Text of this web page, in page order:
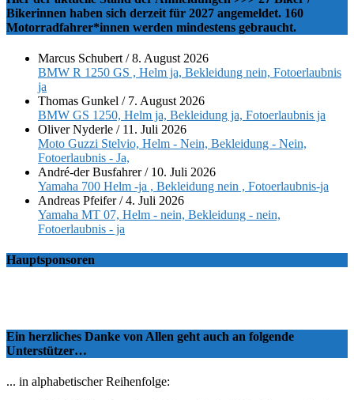
Bikerinnen haben sich derzeit für 2027 angemeldet. 160
Motorradfahrer*innen werden mindestens gebraucht.
Marcus Schubert /8. August 2026
BMW R 1250 GS , Helm ja, Bekleidung nein, Fotoerlaubnis
ja
Thomas Gunkel / 7. August 2026
BMW GS 1250, Helm ja, Bekleidung ja, Fotoerlaubnis ja
Oliver Nyderle / 11. Juli 2026
Moto Guzzi Stelvio, Helm - Nein, Bekleidung - Nein,
Fotoerlaubnis - Ja,
André-der Busfahrer/ 10. Juli 2026
Yamaha 700 Helm -ja , Bekleidung nein , Fotoerlaubnis-ja
Andreas Pfeifer/4. Juli 2026
Yamaha MT 07, Helm - nein, Bekleidung - nein,
Fotoerlaubnis - ja
Hauptsponsoren
Ein herzliches Danke von Allen geht auch an folgende
Unterstützer…
... in alphabetischer Reihenfolge: